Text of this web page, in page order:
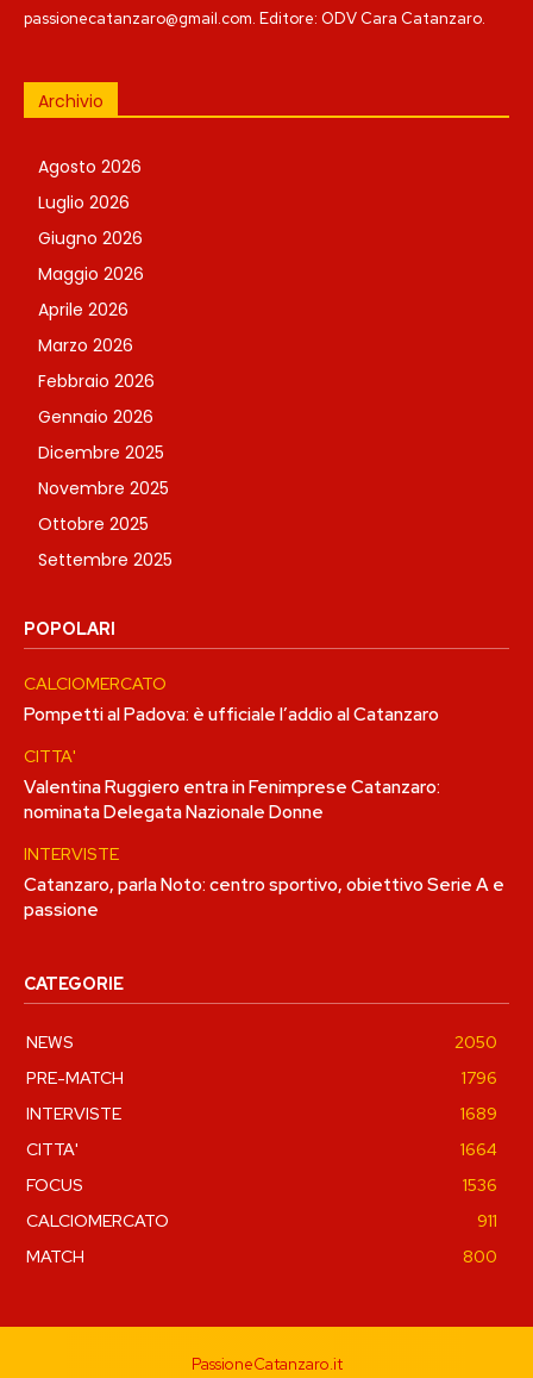
passionecatanzaro@gmail.com. Editore: ODV Cara Catanzaro.
Archivio
Agosto 2026
Luglio 2026
Giugno 2026
Maggio 2026
Aprile 2026
Marzo 2026
Febbraio 2026
Gennaio 2026
Dicembre 2025
Novembre 2025
Ottobre 2025
Settembre 2025
POPOLARI
CALCIOMERCATO
Pompetti al Padova: è ufficiale l’addio al Catanzaro
CITTA'
Valentina Ruggiero entra in Fenimprese Catanzaro:
nominata Delegata Nazionale Donne
INTERVISTE
Catanzaro, parla Noto: centro sportivo, obiettivo Serie A e
passione
CATEGORIE
NEWS
2050
PRE-MATCH
1796
INTERVISTE
1689
CITTA'
1664
FOCUS
1536
CALCIOMERCATO
911
MATCH
800
PassioneCatanzaro.it